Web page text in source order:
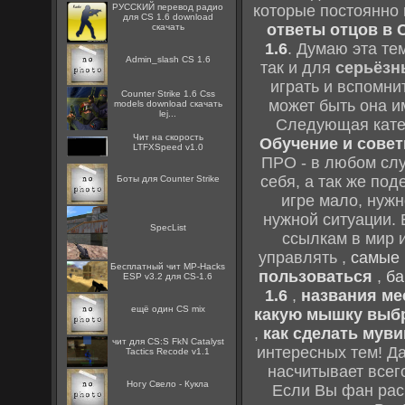
РУССКИЙ перевод радио
для CS 1.6 download
скачать
Admin_slash CS 1.6
Counter Strike 1.6 Css
models download скачать
lej...
Чит на скорость
LTFXSpeed v1.0
Боты для Counter Strike
SpecList
Бесплатный чит MP-Hacks
ESP v3.2 для CS-1.6
ещё один CS mix
чит для CS:S FkN Catalyst
Tactics Recode v1.1
Ногу Свело - Кукла
которые
ответы отцов в
1.6. Думаю эта
так и для
играть и
может быть она
Следующая
Обучение и
ПРО - в любом
себя, а так же
игре мало,
нужной ситуации.
ссылкам в мир
управлять , самые
пользоваться ,
1.6, названия
какую мышку
, как сделать
интересных тем!
насчитывает
Если Вы фан